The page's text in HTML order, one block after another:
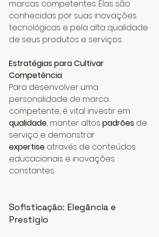
marcas competentes. Elas são
conhecidas por suas inovações
tecnológicas e pela alta qualidade
de seus produtos e serviços.
Estratégias para Cultivar
Competência
Para desenvolver uma
personalidade de marca
competente, é vital investir em
qualidade, manter altos padrões de
serviço e demonstrar
expertise através de conteúdos
educacionais e inovações
constantes.
Sofisticação: Elegância e
Prestígio